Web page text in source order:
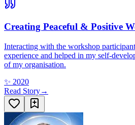
Creating Peaceful & Positive
Interacting with the workshop
experience and helped in my self-
of my organisation.
✨ 2020
Read Story→